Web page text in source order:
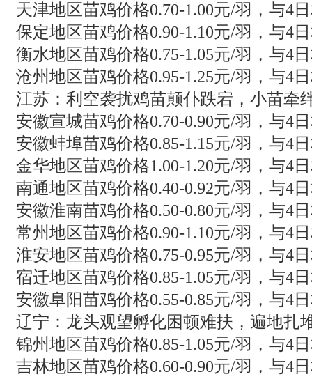
天津地区苗鸡价格0.70-1.00元/羽，与4
保定地区苗鸡价格0.90-1.10元/羽，与4
衡水地区苗鸡价格0.75-1.05元/羽，与4
沧州地区苗鸡价格0.95-1.25元/羽，与4
江苏：利空袭扰鸡苗颠仆跌宕，小苗牵
安徽宣城苗鸡价格0.70-0.90元/羽，与4
安徽蚌埠苗鸡价格0.85-1.15元/羽，与4
金华地区苗鸡价格1.00-1.20元/羽，与4
南通地区苗鸡价格0.40-0.92元/羽，与4
安徽淮南苗鸡价格0.50-0.80元/羽，与4
常州地区苗鸡价格0.90-1.10元/羽，与4
淮安地区苗鸡价格0.75-0.95元/羽，与4
宿迁地区苗鸡价格0.85-1.05元/羽，与4
安徽阜阳苗鸡价格0.55-0.85元/羽，与4
辽宁：龙头观望孵化困顿难扶，遍地扎
锦州地区苗鸡价格0.85-1.05元/羽，与4
吉林地区苗鸡价格0.60-0.90元/羽，与4